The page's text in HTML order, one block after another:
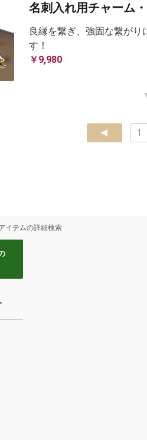
イテムの詳細検索
名刺入れ用チャーム
良縁を繋ぎ、強固な繋が
す！
￥9,980
prev 1